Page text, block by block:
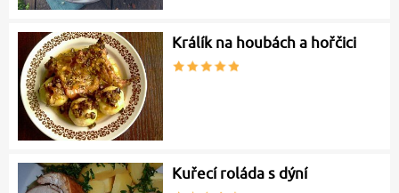
Králík na houbách a hořčici
Kuřecí roláda s dýní